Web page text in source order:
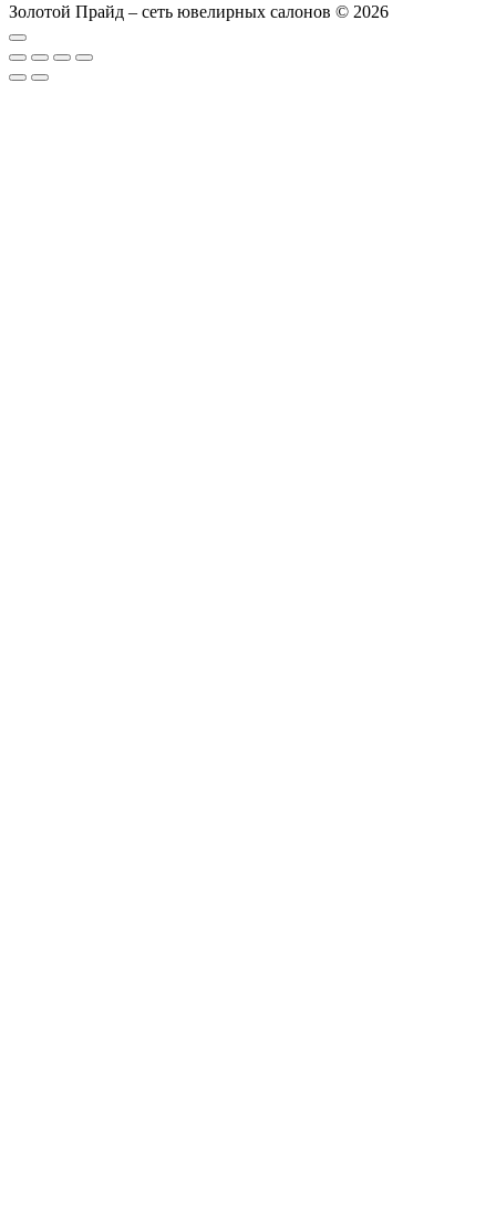
Золотой Прайд – сеть ювелирных салонов © 2026